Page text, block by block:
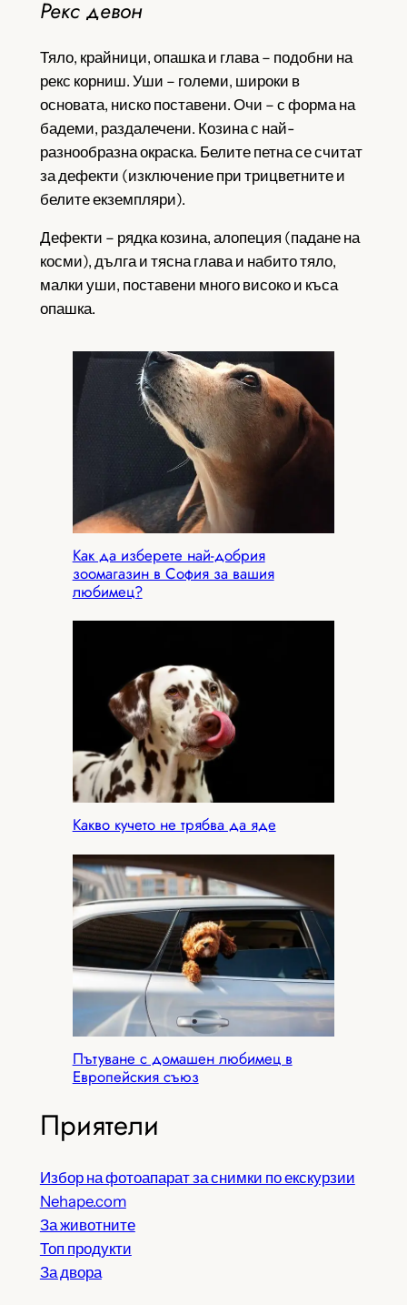
Рекс девон
Тяло, крайници, опашка и глава – подобни на
рекс корниш. Уши – големи, широки в
основата, ниско поставени. Очи – с форма на
бадеми, раздалечени. Козина с най-
разнообразна окраска. Белите петна се считат
за дефекти (изключение при трицветните и
белите екземпляри).
Дефекти – рядка козина, алопеция (падане на
косми), дълга и тясна глава и набито тяло,
малки уши, поставени много високо и къса
опашка.
Как да изберете най-добрия
зоомагазин в София за вашия
любимец?
Какво кучето не трябва да яде
Пътуване с домашен любимец в
Европейския съюз
Приятели
Избор на фотоапарат за снимки по екскурзии
Nehape.com
За животните
Топ продукти
За двора